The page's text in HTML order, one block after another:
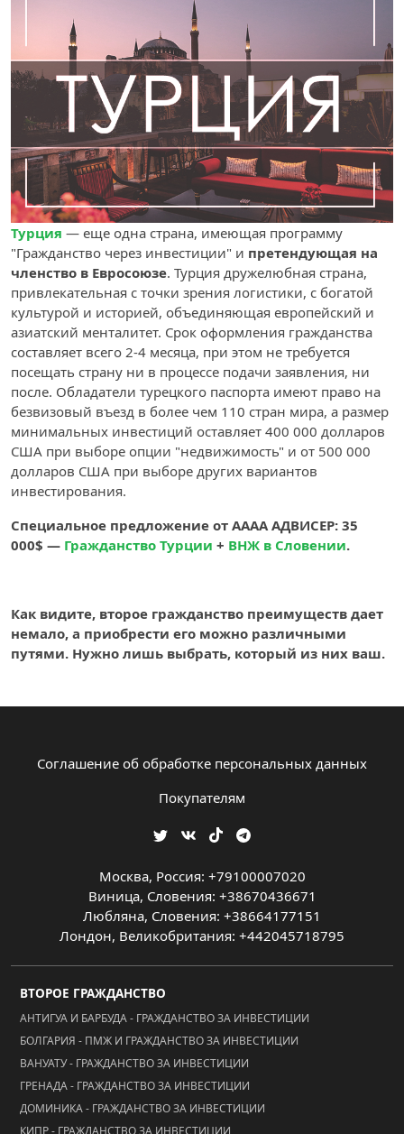
Турция — еще одна страна, имеющая программу
"Гражданство через инвестиции" и претендующая на
членство в Евросоюзе. Турция дружелюбная страна,
привлекательная с точки зрения логистики, с богатой
культурой и историей, объединяющая европейский и
азиатский менталитет. Срок оформления гражданства
составляет всего 2-4 месяца, при этом не требуется
посещать страну ни в процессе подачи заявления, ни
после. Обладатели турецкого паспорта имеют право на
безвизовый въезд в более чем 110 стран мира, а размер
минимальных инвестиций оставляет 400 000 долларов
США при выборе опции "недвижимость" и от 500 000
долларов США при выборе других вариантов
инвестирования.
Специальное предложение от АААА АДВИСЕР: 35
000$ — Гражданство Турции + ВНЖ в Словении.
Как видите, второе гражданство преимуществ дает
немало, а приобрести его можно различными
путями. Нужно лишь выбрать, который из них ваш.
Соглашение об обработке персональных данных
Покупателям
Москва, Россия: +79100007020
Виница, Словения: +38670436671
Любляна, Словения: +38664177151
Лондон, Великобритания: +442045718795
ВТОРОЕ ГРАЖДАНСТВО
АНТИГУА И БАРБУДА - ГРАЖДАНСТВО ЗА ИНВЕСТИЦИИ
БОЛГАРИЯ - ПМЖ И ГРАЖДАНСТВО ЗА ИНВЕСТИЦИИ
ВАНУАТУ - ГРАЖДАНСТВО ЗА ИНВЕСТИЦИИ
ГРЕНАДА - ГРАЖДАНСТВО ЗА ИНВЕСТИЦИИ
ДОМИНИКА - ГРАЖДАНСТВО ЗА ИНВЕСТИЦИИ
КИПР - ГРАЖДАНСТВО ЗА ИНВЕСТИЦИИ